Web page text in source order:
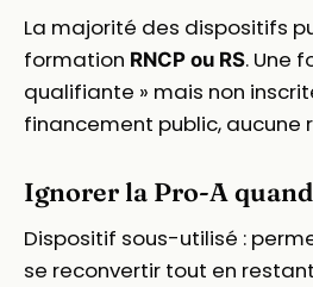
La majorité des dispositifs
formation RNCP ou RS. Une
qualifiante » mais non
financement public, aucune
Ignorer la Pro-A
Dispositif sous-utilisé :
se reconvertir tout en